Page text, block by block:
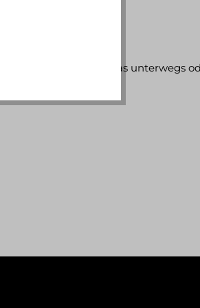
Platz für alles, was unterwegs